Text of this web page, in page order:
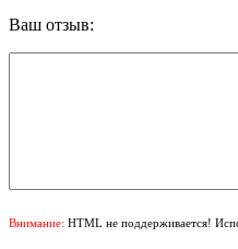
Ваш отзыв:
Внимание: HTML не поддерживается!